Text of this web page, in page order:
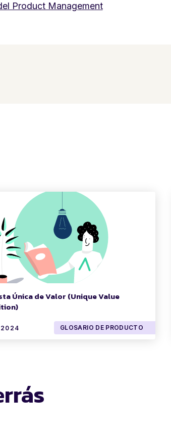
Product Management
Única de Valor (Unique Value
GLOSARIO DE PRODUCTO